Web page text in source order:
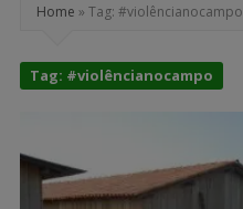
Home » Tag: #violêncianocampo
Tag: #violêncianocampo